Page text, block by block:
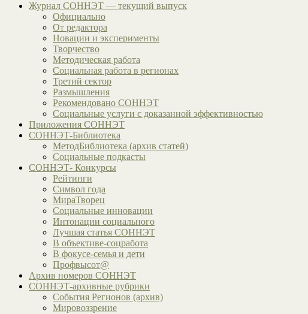
Журнал СОННЭТ — текущий выпуск
Официально
От редактора
Новации и эксперименты
Творчество
Методическая работа
Социальная работа в регионах
Третий сектор
Размышления
Рекомендовано СОННЭТ
Социальные услуги с доказанной эффективностью
Приложения СОННЭТ
СОННЭТ-Библиотека
МетодБиблиотека (архив статей)
Социальные подкасты
СОННЭТ- Конкурсы
Рейтинги
Символ года
МираТворец
Социальные инновации
Интонации социального
Лучшая статья СОННЭТ
В объективе-соцработа
В фокусе-семья и дети
Профвысот@
Архив номеров СОННЭТ
СОННЭТ-архивные рубрики
События Регионов (архив)
Мировоззрение